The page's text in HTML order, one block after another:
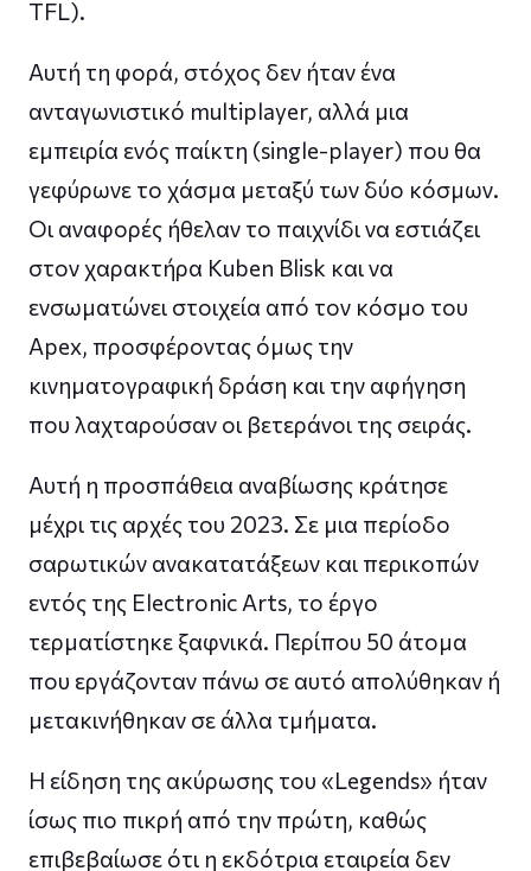
TFL).
Αυτή τη φορά, στόχος δεν ήταν ένα
ανταγωνιστικό multiplayer, αλλά μια
εμπειρία ενός παίκτη (single-player) που θα
γεφύρωνε το χάσμα μεταξύ των δύο κόσμων.
Οι αναφορές ήθελαν το παιχνίδι να εστιάζει
στον χαρακτήρα Kuben Blisk και να
ενσωματώνει στοιχεία από τον κόσμο του
Apex, προσφέροντας όμως την
κινηματογραφική δράση και την αφήγηση
που λαχταρούσαν οι βετεράνοι της σειράς.
Αυτή η προσπάθεια αναβίωσης κράτησε
μέχρι τις αρχές του 2023. Σε μια περίοδο
σαρωτικών ανακατατάξεων και περικοπών
εντός της Electronic Arts, το έργο
τερματίστηκε ξαφνικά. Περίπου 50 άτομα
που εργάζονταν πάνω σε αυτό απολύθηκαν ή
μετακινήθηκαν σε άλλα τμήματα.
Η είδηση της ακύρωσης του «Legends» ήταν
ίσως πιο πικρή από την πρώτη, καθώς
επιβεβαίωσε ότι η εκδότρια εταιρεία δεν